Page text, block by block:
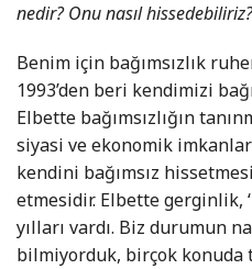
nedir? Onu nasıl hissedebiliriz?
Benim için bağımsızlık
1993’den beri kendimizi
Elbette bağımsızlığın
siyasi ve ekonomik
kendini bağımsız
etmesidir. Elbette gerginlik,
yılları vardı. Biz durumun
bilmiyorduk, birçok konuda